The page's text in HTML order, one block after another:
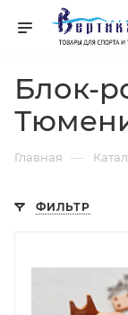
Блок-
Главная —
ФИЛЬТР